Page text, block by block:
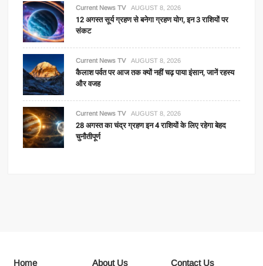
Current News TV AUGUST 8, 2026
12 अगस्त सूर्य ग्रहण से बनेगा ग्रहण योग, इन 3 राशियों पर
संकट
Current News TV AUGUST 8, 2026
कैलाश पर्वत पर आज तक क्यों नहीं चढ़ पाया इंसान, जानें रहस्य
और वजह
Current News TV AUGUST 8, 2026
28 अगस्त का चंद्र ग्रहण इन 4 राशियों के लिए रहेगा बेहद
चुनौतीपूर्ण
Home About Us Contact Us